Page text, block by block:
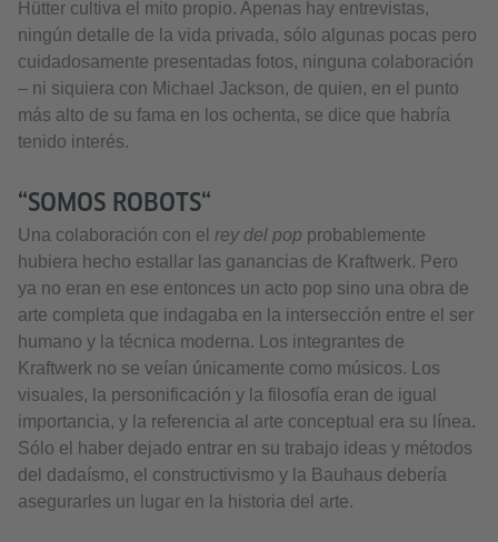
Hütter cultiva el mito propio. Apenas hay entrevistas,
ningún detalle de la vida privada, sólo algunas pocas pero
cuidadosamente presentadas fotos, ninguna colaboración
– ni siquiera con Michael Jackson, de quien, en el punto
más alto de su fama en los ochenta, se dice que habría
tenido interés.
“SOMOS ROBOTS“
Una colaboración con el rey del pop probablemente
hubiera hecho estallar las ganancias de Kraftwerk. Pero
ya no eran en ese entonces un acto pop sino una obra de
arte completa que indagaba en la intersección entre el ser
humano y la técnica moderna. Los integrantes de
Kraftwerk no se veían únicamente como músicos. Los
visuales, la personificación y la filosofía eran de igual
importancia, y la referencia al arte conceptual era su línea.
Sólo el haber dejado entrar en su trabajo ideas y métodos
del dadaísmo, el constructivismo y la Bauhaus debería
asegurarles un lugar en la historia del arte.